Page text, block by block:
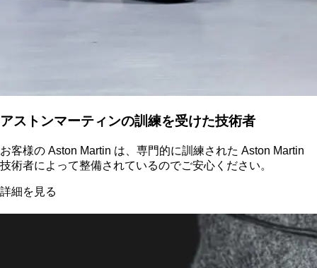
アストンマーティンの訓練を受けた技術者
お客様の Aston Martin は、専門的に訓練された Aston Martin
技術者によって整備されているのでご安心ください。
詳細を見る